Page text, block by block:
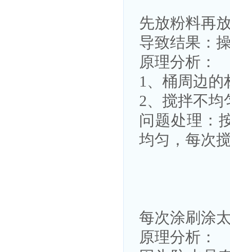
先放粉料再
导致结果：
原理分析：
1、桶周边
2、搅拌不均
问题处理：
均匀，每次
每次涂刷涂
原理分析：